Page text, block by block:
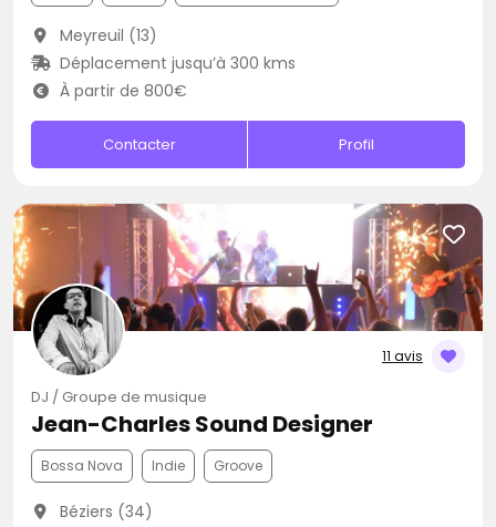
Meyreuil (13)
Déplacement jusqu’à 300 kms
À partir de 800€
Contacter Profil
11 avis
DJ / Groupe de musique
Jean-Charles Sound Designer
Bossa Nova Indie Groove
Béziers (34)